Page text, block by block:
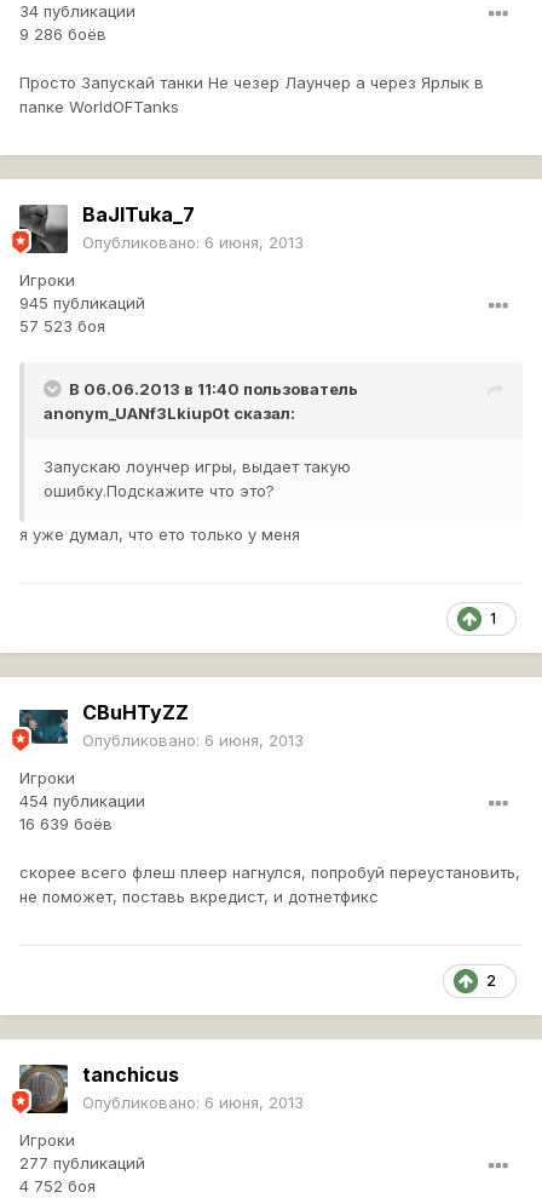
34 публикации
9 286 боёв
Просто Запускай танки Не чезер Лаунчер а через Ярлык в
папке WorldOFTanks
BaJITuka_7
Опубликовано: 6 июня, 2013
Игроки
945 публикаций
57 523 боя
В 06.06.2013 в 11:40 пользователь
anonym_UANf3Lkiup0t сказал:
Запускаю лоунчер игры, выдает такую
ошибку.Подскажите что это?
я уже думал, что ето только у меня
1
CBuHTyZZ
Опубликовано: 6 июня, 2013
Игроки
454 публикации
16 639 боёв
скорее всего флеш плеер нагнулся, попробуй переустановить,
не поможет, поставь вкредист, и дотнетфикс
2
tanchicus
Опубликовано: 6 июня, 2013
Игроки
277 публикаций
4 752 боя